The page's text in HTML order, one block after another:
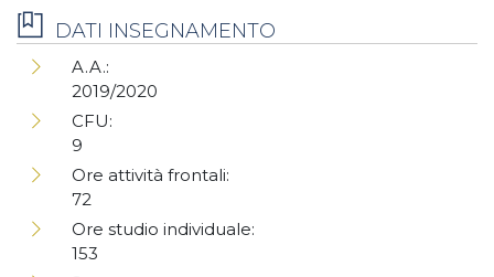
DATI INSEGNAMENTO
A.A.:
2019/2020
CFU:
9
Ore attività frontali:
72
Ore studio individuale:
153